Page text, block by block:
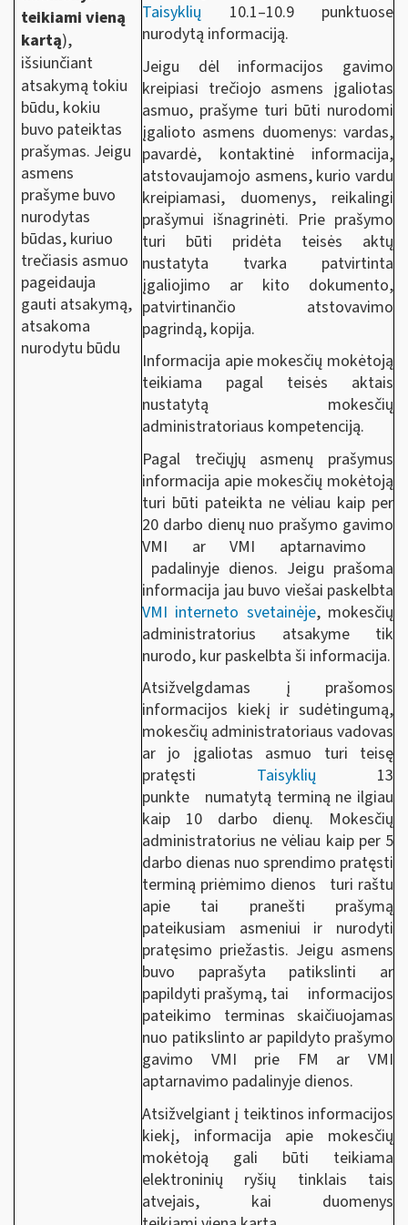
teikiami vieną
kartą),
išsiunčiant
atsakymą tokiu
būdu, kokiu
buvo pateiktas
prašymas. Jeigu
asmens
prašyme buvo
nurodytas
būdas, kuriuo
trečiasis asmuo
pageidauja
gauti atsakymą,
atsakoma
nurodytu būdu
Taisyklių 10.1–10.9 punktuose
nurodytą informaciją.
Jeigu dėl informacijos gavimo
kreipiasi trečiojo asmens įgaliotas
asmuo, prašyme turi būti nurodomi
įgalioto asmens duomenys: vardas,
pavardė, kontaktinė informacija,
atstovaujamojo asmens, kurio vardu
kreipiamasi, duomenys, reikalingi
prašymui išnagrinėti. Prie prašymo
turi būti pridėta teisės aktų
nustatyta tvarka patvirtinta
įgaliojimo ar kito dokumento,
patvirtinančio atstovavimo
pagrindą, kopija.
Informacija apie mokesčių mokėtoją
teikiama pagal teisės aktais
nustatytą mokesčių
administratoriaus kompetenciją.
Pagal trečiųjų asmenų prašymus
informacija apie mokesčių mokėtoją
turi būti pateikta ne vėliau kaip per
20 darbo dienų nuo prašymo gavimo
VMI ar VMI aptarnavimo
padalinyje dienos. Jeigu prašoma
informacija jau buvo viešai paskelbta
VMI interneto svetainėje, mokesčių
administratorius atsakyme tik
nurodo, kur paskelbta ši informacija.
Atsižvelgdamas į prašomos
informacijos kiekį ir sudėtingumą,
mokesčių administratoriaus vadovas
ar jo įgaliotas asmuo turi teisę
pratęsti Taisyklių 13
punkte numatytą terminą ne ilgiau
kaip 10 darbo dienų. Mokesčių
administratorius ne vėliau kaip per 5
darbo dienas nuo sprendimo pratęsti
terminą priėmimo dienos turi raštu
apie tai pranešti prašymą
pateikusiam asmeniui ir nurodyti
pratęsimo priežastis. Jeigu asmens
buvo paprašyta patikslinti ar
papildyti prašymą, tai informacijos
pateikimo terminas skaičiuojamas
nuo patikslinto ar papildyto prašymo
gavimo VMI prie FM ar VMI
aptarnavimo padalinyje dienos.
Atsižvelgiant į teiktinos informacijos
kiekį, informacija apie mokesčių
mokėtoją gali būti teikiama
elektroninių ryšių tinklais tais
atvejais, kai duomenys